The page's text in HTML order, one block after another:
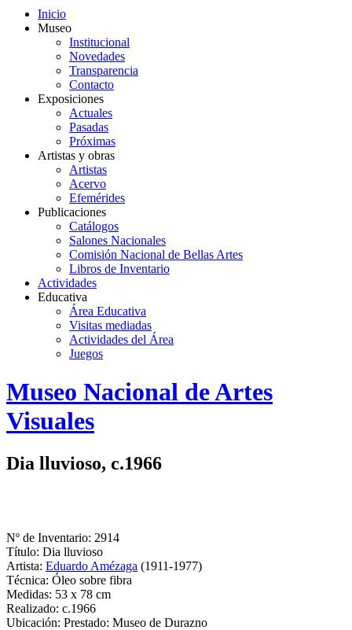
Inicio
Museo
Institucional
Novedades
Transparencia
Contacto
Exposiciones
Actuales
Pasadas
Próximas
Artistas y obras
Artistas
Acervo
Efemérides
Publicaciones
Catálogos
Salones Nacionales
Comisión Nacional de Bellas Artes
Libros de Inventario
Actividades
Educativa
Área Educativa
Visitas mediadas
Actividades del Área
Juegos
Logo
MNAV
Museo Nacional de Artes
Visuales
Dia lluvioso, c.1966
Nº de Inventario: 2914
Título: Dia lluvioso
Artista: Eduardo Amézaga (1911-1977)
Técnica: Óleo sobre fibra
Medidas: 53 x 78 cm
Realizado: c.1966
Ubicación: Prestado: Museo de Durazno